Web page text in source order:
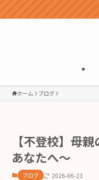
ホーム ブログ
【不登校】母
あなたへ～
ブログ 2026-06-23